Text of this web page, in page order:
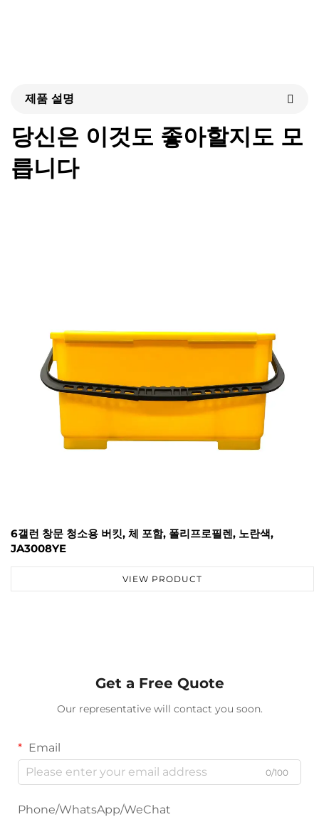
제품 설명
당신은 이것도 좋아할지도 모
릅니다
6갤런 창문 청소용 버킷, 체 포함, 폴리프로필렌, 노란색,
JA3008YE
VIEW PRODUCT
Get a Free Quote
Our representative will contact you soon.
Email
0/100
Phone/WhatsApp/WeChat